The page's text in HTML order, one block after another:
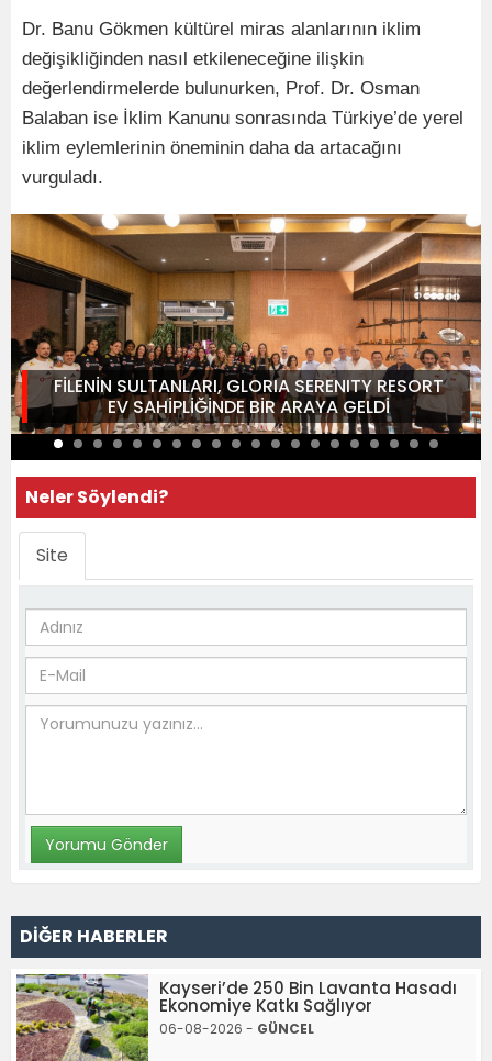
Dr. Banu Gökmen kültürel miras alanlarının iklim
değişikliğinden nasıl etkileneceğine ilişkin
değerlendirmelerde bulunurken, Prof. Dr. Osman
Balaban ise İklim Kanunu sonrasında Türkiye’de yerel
iklim eylemlerinin öneminin daha da artacağını
vurguladı.
FİLENİN SULTANLARI, GLORIA SERENITY RESORT
EV SAHİPLİĞİNDE BİR ARAYA GELDİ
Neler Söylendi?
Site
DİĞER HABERLER
Kayseri’de 250 Bin Lavanta Hasadı
Ekonomiye Katkı Sağlıyor
06-08-2026 - GÜNCEL